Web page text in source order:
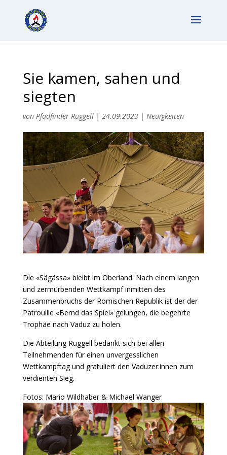
Sie kamen, sahen und
siegten
von Pfadfinder Ruggell| 24.09.2023| Neuigkeiten
Die «Sägässa» bleibt im Oberland. Nach einem langen
und zermürbenden Wettkampf inmitten des
Zusammenbruchs der Römischen Republik ist der der
Patrouille «Bernd das Spiel» gelungen, die begehrte
Trophäe nach Vaduz zu holen.
Die Abteilung Ruggell bedankt sich bei allen
Teilnehmenden für einen unvergesslichen
Wettkampftag und gratuliert den Vaduzer:innen zum
verdienten Sieg.
Fotos: Mario Wildhaber & Michael Wanger